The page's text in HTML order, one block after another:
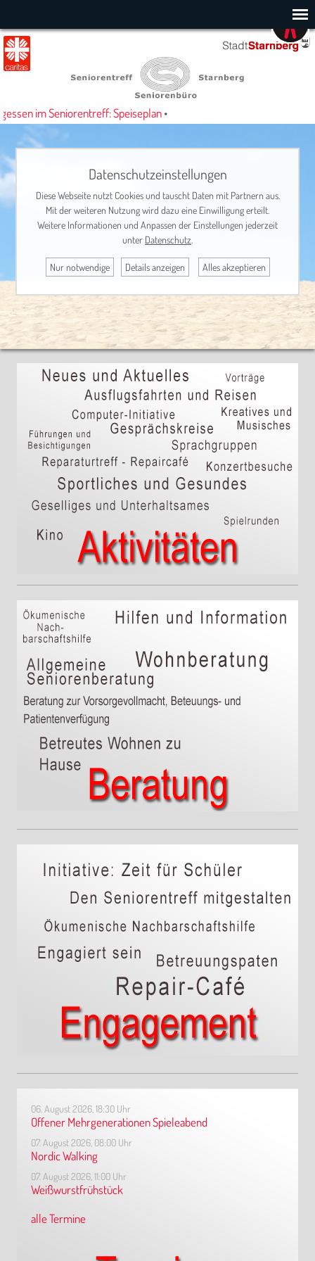
im Seniorentreff: Speiseplan•
06. August 2026, 18:30 Uhr
Offener Mehrgenerationen Spieleabend
07. August 2026, 08:00 Uhr
Nordic Walking
07. August 2026, 11:00 Uhr
Weißwurstfrühstück
alle Termine
Datenschutzeinstellungen
Diese Webseite nutzt Cookies und tauscht Daten mit Partnern aus.
Mit der weiteren Nutzung wird dazu eine Einwilligung erteilt.
Weitere Informationen und Anpassen der Einstellungen jederzeit
unter Datenschutz
Nur notwendige Details anzeigen Alles akzeptieren